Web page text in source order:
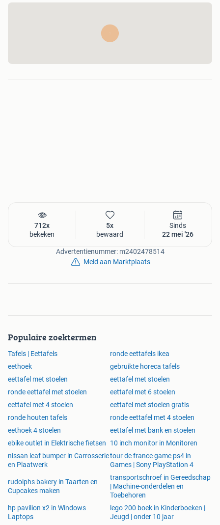
712x
bekeken
5x
bewaard
Sinds
22 mei '26
Advertentienummer: m2402478514
Meld aan Marktplaats
Populaire zoektermen
Tafels | Eettafels
ronde eettafels ikea
eethoek
gebruikte horeca tafels
eettafel met stoelen
eettafel met stoelen
ronde eettafel met stoelen
eettafel met 6 stoelen
eettafel met 4 stoelen
eettafel met stoelen gratis
ronde houten tafels
ronde eettafel met 4 stoelen
eethoek 4 stoelen
eettafel met bank en stoelen
ebike outlet in Elektrische fietsen
10 inch monitor in Monitoren
nissan leaf bumper in Carrosserie
en Plaatwerk
tour de france game ps4 in
Games | Sony PlayStation 4
rudolphs bakery in Taarten en
Cupcakes maken
transportschroef in Gereedschap
| Machine-onderdelen en
Toebehoren
hp pavilion x2 in Windows
Laptops
lego 200 boek in Kinderboeken |
Jeugd | onder 10 jaar